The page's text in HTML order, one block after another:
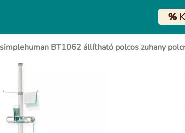
%
simplehuman BT1062 állítható polcos zuhany